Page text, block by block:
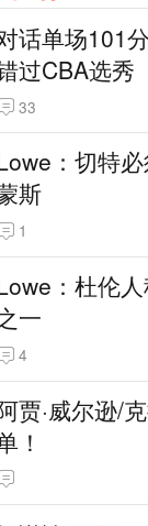
话单场101
过CBA选秀
33
：切特
斯
1
：杜伦
一
4
贾·威尔逊/
！